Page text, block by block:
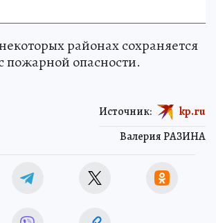
районах сохраняется
пожарной опасности.
Валерия РАЗИНА
Источник: kp.ru